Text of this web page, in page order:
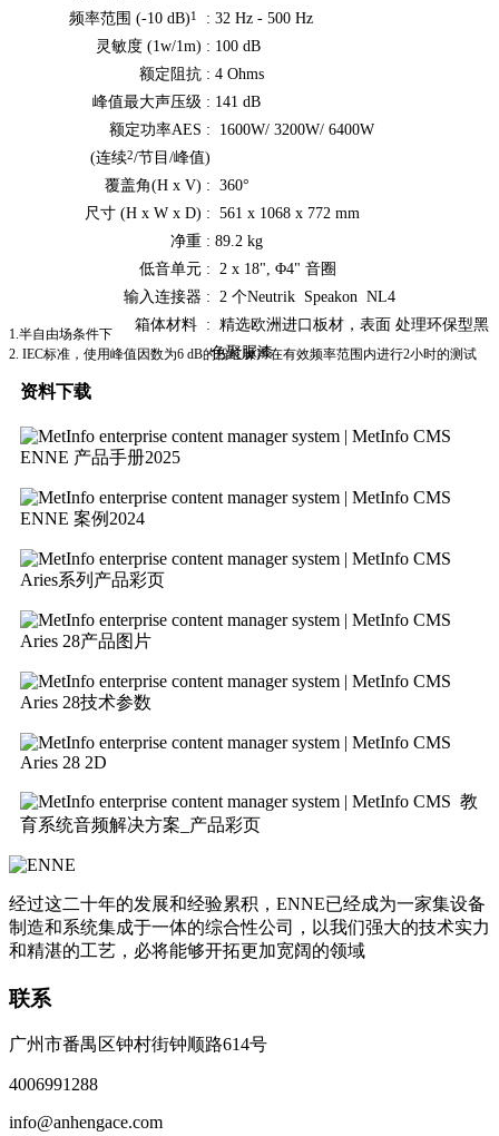
频率范围 (-10 dB)1 : 32 Hz - 500 Hz
灵敏度 (1w/1m) : 100 dB
额定阻抗 : 4 Ohms
峰值最大声压级 : 141 dB
额定功率AES : 1600W/ 3200W/ 6400W
(连续2/节目/峰值)
覆盖角(H x V) : 360°
尺寸 (H x W x D) : 561 x 1068 x 772 mm
净重 : 89.2 kg
低音单元 : 2 x 18", Φ4" 音圈
输入连接器 : 2 个Neutrik Speakon NL4
箱体材料 : 精选欧洲进口板材，表面 处理环保型黑
色聚脲漆
1.半自由场条件下
2. IEC标准，使用峰值因数为6 dB的粉红噪声在有效频率范围内进行2小时的测试
资料下载
ENNE 产品手册2025
ENNE 案例2024
Aries系列产品彩页
Aries 28产品图片
Aries 28技术参数
Aries 28 2D
教
育系统音频解决方案_产品彩页
经过这二十年的发展和经验累积，ENNE已经成为一家集设备
制造和系统集成于一体的综合性公司，以我们强大的技术实力
和精湛的工艺，必将能够开拓更加宽阔的领域
联系
广州市番禺区钟村街钟顺路614号
4006991288
info@anhengace.com